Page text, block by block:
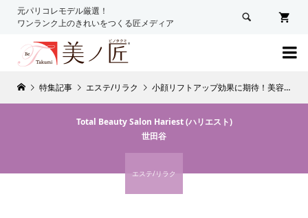
元パリコレモデル厳選！
ワンランク上のきれいをつくる匠メディア


特集記事 エステ/リラク 小顔リフトアップ効果に期待！美容と東洋医学の融合「エステ美容鍼」でトータルビューティを目指す
Total Beauty Salon Hariest (ハリエスト)
世田谷
エステ/リラク